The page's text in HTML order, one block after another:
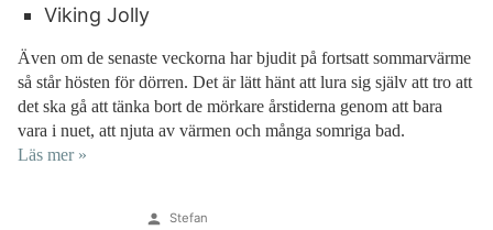
Viking Jolly
Även om de senaste veckorna har bjudit på fortsatt sommarvärme
så står hösten för dörren. Det är lätt hänt att lura sig själv att tro att
det ska gå att tänka bort de mörkare årstiderna genom att bara
vara i nuet, att njuta av värmen och många somriga bad.
Läs mer »
Publicerat
Stefan